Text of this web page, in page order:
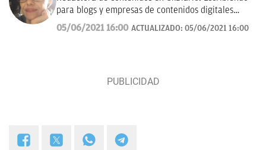
para blogs y empresas de contenidos digitales
desde 2007.
05/06/2021 16:00 ACTUALIZADO: 05/06/2021 16:00